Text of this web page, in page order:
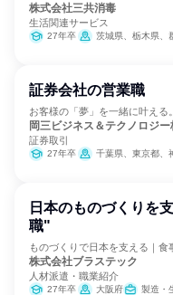
株式会社三共消毒
生活関連サービス
27年卒 茨城県、栃木県、群馬県、埼玉県、千葉県、東京都、神奈川
証券会社の営業職
お客様の「夢」を一緒に叶える
岡三ビジネス＆テクノロジ
証券取引
27年卒 千葉県、東京都、神奈
日本のものづくりを
職"
ものづくりで日本を支える｜食
株式会社ブラステック
人材派遣・職業紹介
27年卒 大阪府 製造・